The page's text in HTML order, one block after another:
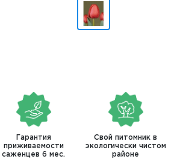
Гарантия
приживаемости
саженцев 6 мес.
Свой питомник в
экологически чистом
районе